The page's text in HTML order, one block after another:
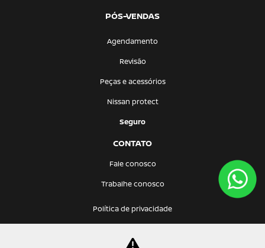
PÓS-VENDAS
Agendamento
Revisão
Peças e acessórios
Nissan protect
Seguro
CONTATO
Fale conosco
Trabalhe conosco
Política de privacidade